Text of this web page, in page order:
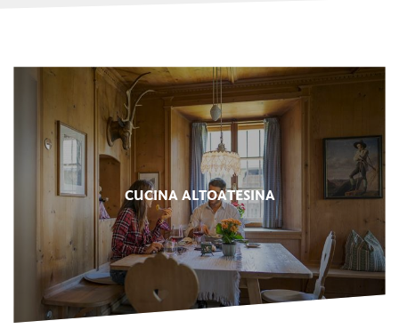
CUCINA ALTOATESINA